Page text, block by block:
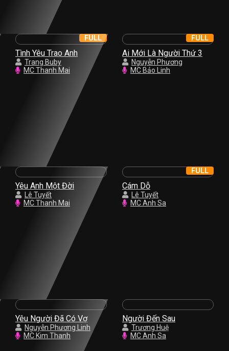
Tình Yêu Trao Anh
Trang Buby
MC Thanh Mai
FULL
Ai Mới Là Người Thứ 3
Nguyễn Phương
MC Bảo Linh
FULL
Yêu Anh Một Đời
Lê Tuyết
MC Thanh Mai
Cám Dỗ
Lê Tuyết
MC Anh Sa
FULL
Yêu Người Đã Có Vợ
Nguyễn Phương Linh
MC Kim Thanh
Người Đến Sau
Trương Huệ
MC Anh Sa